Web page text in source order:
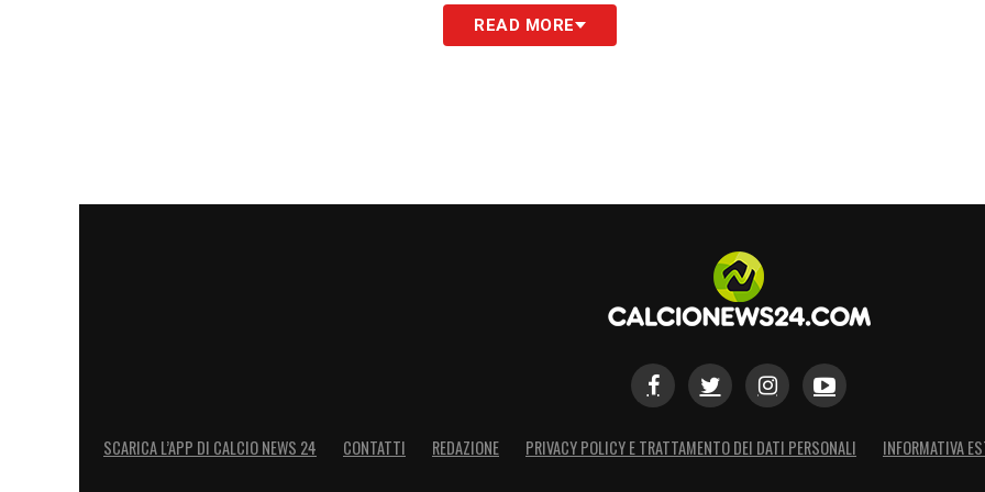
READ MORE
SCARICA L’APP DI CALCIO NEWS 24 CONTATTI REDAZIONE PRIVACY POLICY E TRATTAMENTO DEI DATI PERSONALI INFORMATIVA